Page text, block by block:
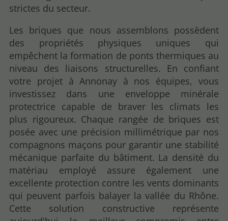
strictes du secteur.
Les briques que nous assemblons possèdent
des propriétés physiques uniques qui
empêchent la formation de ponts thermiques au
niveau des liaisons structurelles. En confiant
votre projet à Annonay à nos équipes, vous
investissez dans une enveloppe minérale
protectrice capable de braver les climats les
plus rigoureux. Chaque rangée de briques est
posée avec une précision millimétrique par nos
compagnons maçons pour garantir une stabilité
mécanique parfaite du bâtiment. La densité du
matériau employé assure également une
excellente protection contre les vents dominants
qui peuvent parfois balayer la vallée du Rhône.
Cette solution constructive représente